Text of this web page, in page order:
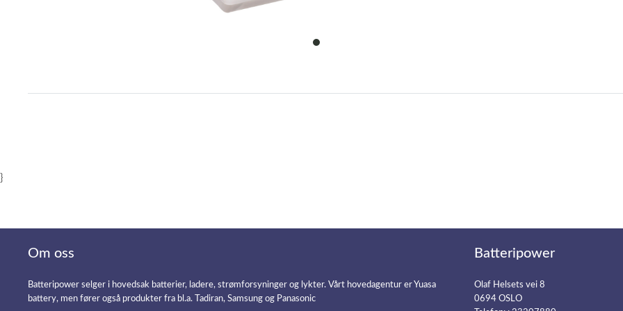
item
of
}
Om oss
Batteripower selger i hovedsak batterier, ladere, strømforsyninger og lykter. Vårt hovedagentur er Yuasa
battery, men fører også produkter fra bl.a. Tadiran, Samsung og Panasonic
Batteripower
Olaf Helsets vei 8
0694 OSLO